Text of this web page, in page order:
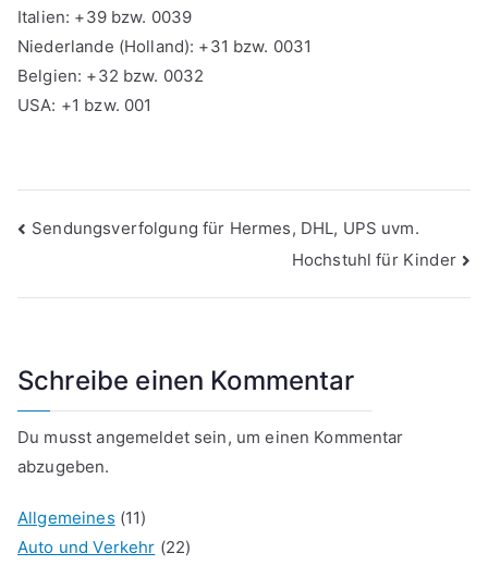
Italien: +39 bzw. 0039
Niederlande (Holland): +31 bzw. 0031
Belgien: +32 bzw. 0032
USA: +1 bzw. 001
Beitragsnavigation
Sendungsverfolgung für Hermes, DHL, UPS uvm.
Hochstuhl für Kinder
Schreibe einen Kommentar
Du musstangemeldetsein, um einen Kommentar
abzugeben.
Allgemeines (11)
Auto und Verkehr (22)